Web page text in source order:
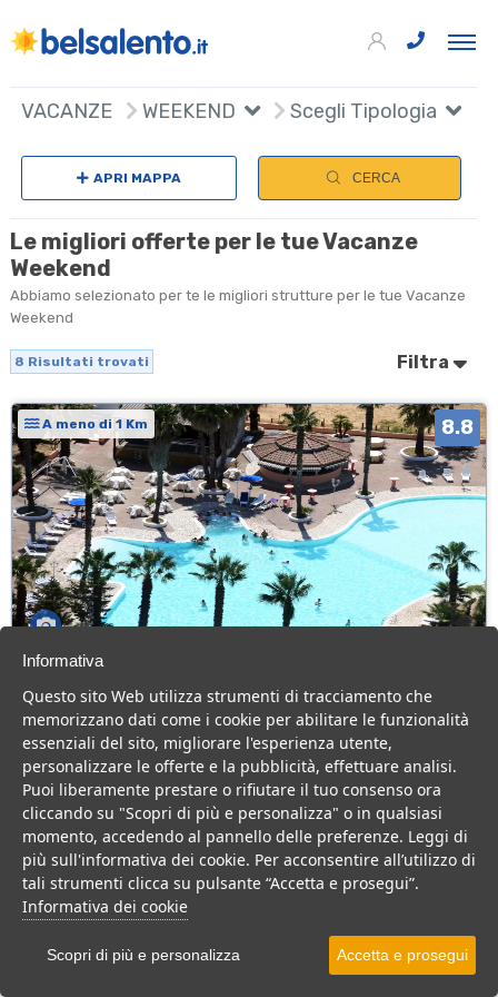
VACANZE WEEKEND Scegli Tipologia
APRI MAPPA CERCA
Le migliori offerte per le tue Vacanze
Weekend
Abbiamo selezionato per te le migliori strutture per le tue Vacanze
Weekend
8 Risultati trovati Filtra
A meno di 1 Km 8.8
Calabria > Cassano allo Ionio > Marina di Sibari
80 Camere
Hotel 4 stelle in Calabria, con animazione e cucina tipica, per una
vacanza divertente per tutta la famiglia.
Villaggio Hotel
VEDI SU MAPPA
+
Informativa
Questo sito Web utilizza strumenti di tracciamento che
memorizzano dati come i cookie per abilitare le funzionalità
essenziali del sito, migliorare l'esperienza utente,
personalizzare le offerte e la pubblicità, effettuare analisi.
Puoi liberamente prestare o rifiutare il tuo consenso ora
cliccando su "Scopri di più e personalizza" o in qualsiasi
momento, accedendo al pannello delle preferenze. Leggi di
più sull'informativa dei cookie. Per acconsentire all’utilizzo di
tali strumenti clicca su pulsante “Accetta e prosegui”.
Informativa dei cookie
Scopri di più e personalizza Accetta e prosegui